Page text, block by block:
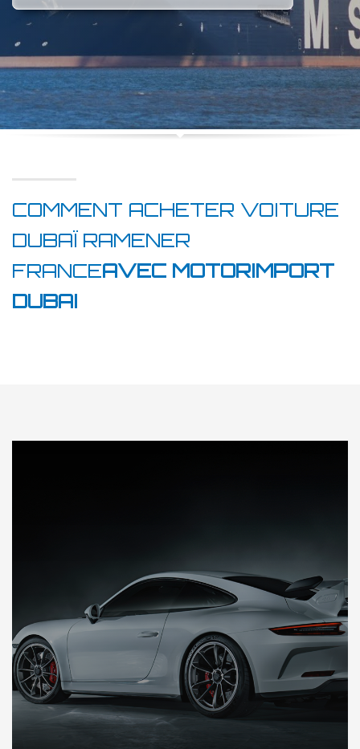
COMMENT ACHETER VOITURE
DUBAÏ RAMENER
FRANCEAVEC MOTORIMPORT
DUBAI